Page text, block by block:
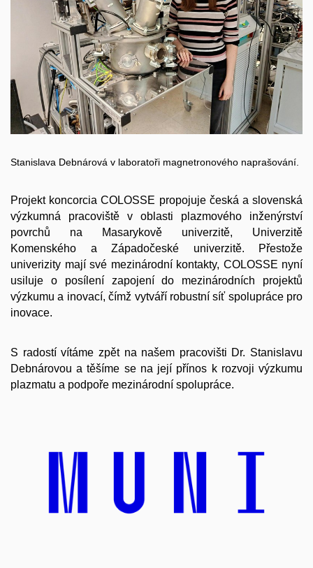
Stanislava Debnárová v laboratoři magnetronového naprašování.
Projekt koncorcia COLOSSE propojuje česká a slovenská
výzkumná pracoviště v oblasti plazmového inženýrství
povrchů na Masarykově univerzitě, Univerzitě
Komenského a Západočeské univerzitě. Přestože
univerizity mají své mezinárodní kontakty, COLOSSE nyní
usiluje o posílení zapojení do mezinárodních projektů
výzkumu a inovací, čímž vytváří robustní síť spolupráce pro
inovace.
S radostí vítáme zpět na našem pracovišti Dr. Stanislavu
Debnárovou a těšíme se na její přínos k rozvoji výzkumu
plazmatu a podpoře mezinárodní spolupráce.